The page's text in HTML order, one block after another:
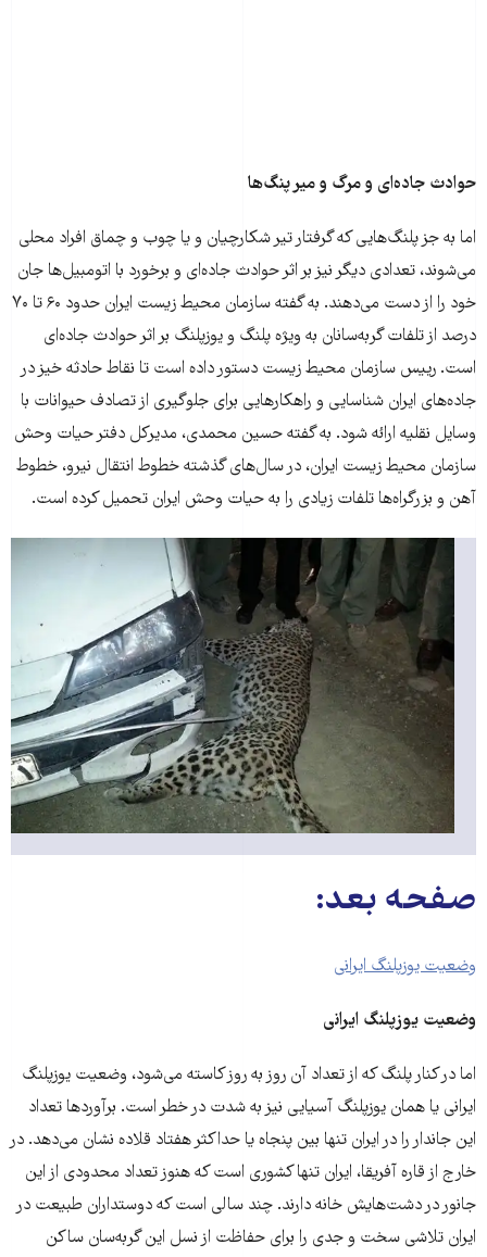
حوادث جاده‌ای و مرگ و میر پنگ‌ها
اما به جز پلنگ‌هایی که گرفتار تیر شکارچیان و یا چوب و چماق افراد محلی
می‌شوند، تعدادی دیگر نیز بر اثر حوادث جاده‌ای و برخورد با اتومبیل‌ها جان
خود را از دست می‌دهند. به گفته سازمان محیط زیست ایران حدود ۶۰ تا ۷۰
درصد از تلفات گربه‌سانان به ویژه پلنگ و یوزپلنگ بر اثر حوادث جاده‌ای
است. رییس سازمان محیط زیست دستور داده است تا نقاط حادثه خیز در
جاده‌های ایران شناسایی و راهکارهایی برای جلوگیری از تصادف حیوانات با
وسایل نقلیه ارائه شود. به گفته حسین محمدی، مدیرکل دفتر حیات وحش
سازمان محیط زیست ایران، در سال‌های گذشته خطوط انتقال نیرو، خطوط
آهن و بزرگراه‌ها تلفات زیادی را به حیات وحش ایران تحمیل کرده است.
صفحه بعد:
وضعیت یوزپلنگ ایرانی
وضعیت یوزپلنگ ایرانی
اما در کنار پلنگ که از تعداد آن روز به روز کاسته می‌شود، وضعیت یوزپلنگ
ایرانی یا همان یوزپلنگ آسیایی نیز به شدت در خطر است. برآوردها تعداد
این جاندار را در ایران تنها بین پنجاه یا حداکثر هفتاد قلاده نشان می‌دهد. در
خارج از قاره آفریقا، ایران تنها کشوری است که هنوز تعداد محدودی از این
جانور در دشت‌هایش خانه دارند. چند سالی است که دوستداران طبیعت در
ایران تلاشی سخت و جدی را برای حفاظت از نسل این گربه‌‌سان ساکن